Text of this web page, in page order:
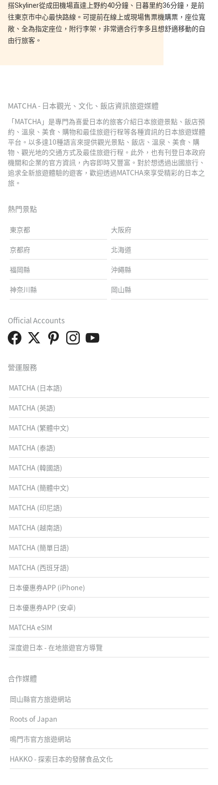
搭Skyliner從成田機場直達上野約40分鐘、日暮里約36分鐘，是前
往東京市中心最快路線。可提前在線上或現場售票機購票，座位寬
敞、全為指定座位，附行李架，非常適合行李多且想舒適移動的自
由行旅客。
MATCHA - 日本觀光、文化、飯店資訊旅遊媒體
「MATCHA」是專門為喜愛日本的旅客介紹日本旅遊景點、飯店預
約、溫泉、美食、購物和最佳旅遊行程等各種資訊的日本旅遊媒體
平台。以多達10種語言來提供觀光景點、飯店、溫泉、美食、購
物、觀光地的交通方式及最佳旅遊行程。此外，也有刊登日本政府
機關和企業的官方資訊，內容即時又豐富。對於想透過出國旅行、
追求全新旅遊體驗的遊客，歡迎透過MATCHA來享受精彩的日本之
旅。
熱門景點
東京都 大阪府
京都府 北海道
福岡縣 沖繩縣
神奈川縣 岡山縣
營運服務
MATCHA (日本語)
MATCHA (英語)
MATCHA (繁體中文)
MATCHA (泰語)
MATCHA (韓國語)
MATCHA (簡體中文)
MATCHA (印尼語)
MATCHA (越南語)
MATCHA (簡單日語)
MATCHA (西班牙語)
日本優惠券APP (iPhone)
日本優惠券APP (安卓)
MATCHA eSIM
深度遊日本 - 在地旅遊官方導覽
合作媒體
岡山縣官方旅遊網站
Roots of Japan
鳴門市官方旅遊網站
HAKKO - 探索日本的發酵食品文化
Official Accounts